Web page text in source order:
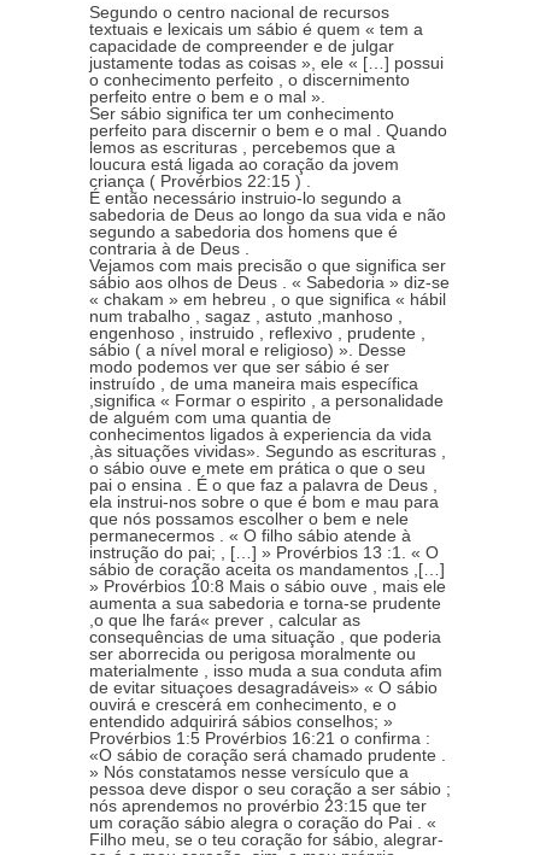
Segundo o centro nacional de recursos
textuais e lexicais um sábio é quem « tem a
capacidade de compreender e de julgar
justamente todas as coisas », ele « […] possui
o conhecimento perfeito , o discernimento
perfeito entre o bem e o mal ».
Ser sábio significa ter um conhecimento
perfeito para discernir o bem e o mal . Quando
lemos as escrituras , percebemos que a
loucura está ligada ao coração da jovem
criança ( Provérbios 22:15 ) .
É então necessário instruio-lo segundo a
sabedoria de Deus ao longo da sua vida e não
segundo a sabedoria dos homens que é
contraria à de Deus .
Vejamos com mais precisão o que significa ser
sábio aos olhos de Deus . « Sabedoria » diz-se
« chakam » em hebreu , o que significa « hábil
num trabalho , sagaz , astuto ,manhoso ,
engenhoso , instruido , reflexivo , prudente ,
sábio ( a nível moral e religioso) ». Desse
modo podemos ver que ser sábio é ser
instruído , de uma maneira mais específica
,significa « Formar o espirito , a personalidade
de alguém com uma quantia de
conhecimentos ligados à experiencia da vida
,às situações vividas». Segundo as escrituras ,
o sábio ouve e mete em prática o que o seu
pai o ensina . É o que faz a palavra de Deus ,
ela instrui-nos sobre o que é bom e mau para
que nós possamos escolher o bem e nele
permanecermos . « O filho sábio atende à
instrução do pai; , […] » Provérbios 13 :1. « O
sábio de coração aceita os mandamentos ,[…]
» Provérbios 10:8 Mais o sábio ouve , mais ele
aumenta a sua sabedoria e torna-se prudente
,o que lhe fará« prever , calcular as
consequências de uma situação , que poderia
ser aborrecida ou perigosa moralmente ou
materialmente , isso muda a sua conduta afim
de evitar situaçoes desagradáveis» « O sábio
ouvirá e crescerá em conhecimento, e o
entendido adquirirá sábios conselhos; »
Provérbios 1:5 Provérbios 16:21 o confirma :
«O sábio de coração será chamado prudente .
» Nós constatamos nesse versículo que a
pessoa deve dispor o seu coração a ser sábio ;
nós aprendemos no provérbio 23:15 que ter
um coração sábio alegra o coração do Pai . «
Filho meu, se o teu coração for sábio, alegrar-